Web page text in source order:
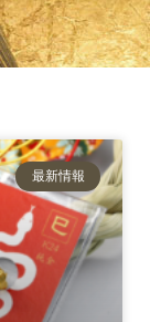
最新情報